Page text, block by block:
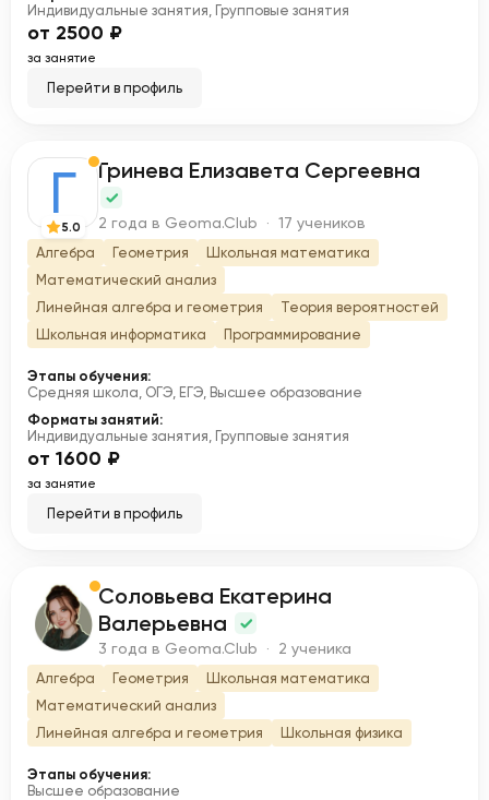
Индивидуальные занятия, Групповые занятия
от 2500 ₽
за занятие
Перейти в профиль
Г
5.0
Гринева Елизавета Сергеевна
2 года в Geoma.Club · 17 учеников
Алгебра Геометрия
Школьная математика
Математический анализ
Линейная алгебра и геометрия
Теория вероятностей
Школьная информатика
Программирование
Этапы обучения:
Средняя школа, ОГЭ, ЕГЭ, Высшее образование
Форматы занятий:
Индивидуальные занятия, Групповые занятия
от 1600 ₽
за занятие
Перейти в профиль
С Соловьева Екатерина
Валерьевна
3 года в Geoma.Club · 2 ученика
Алгебра Геометрия
Школьная математика
Математический анализ
Линейная алгебра и геометрия
Школьная физика
Этапы обучения:
Высшее образование